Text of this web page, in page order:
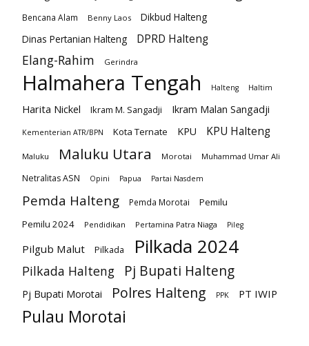
Bencana Alam Benny Laos
Dikbud Halteng
Dinas Pertanian Halteng
DPRD Halteng
Elang-Rahim Gerindra
Halmahera Tengah Halteng Haltim
Harita Nickel Ikram M. Sangadji Ikram Malan Sangadji
Kementerian ATR/BPN Kota Ternate KPU KPU Halteng
Maluku Maluku Utara Morotai Muhammad Umar Ali
Netralitas ASN Opini Papua Partai Nasdem
Pemda Halteng Pemda Morotai
Pemilu
Pemilu 2024
Pendidikan Pertamina Patra Niaga Pileg
Pilgub Malut Pilkada Pilkada 2024
Pilkada Halteng Pj Bupati Halteng
Pj Bupati Morotai Polres Halteng PPK PT IWIP
Pulau Morotai